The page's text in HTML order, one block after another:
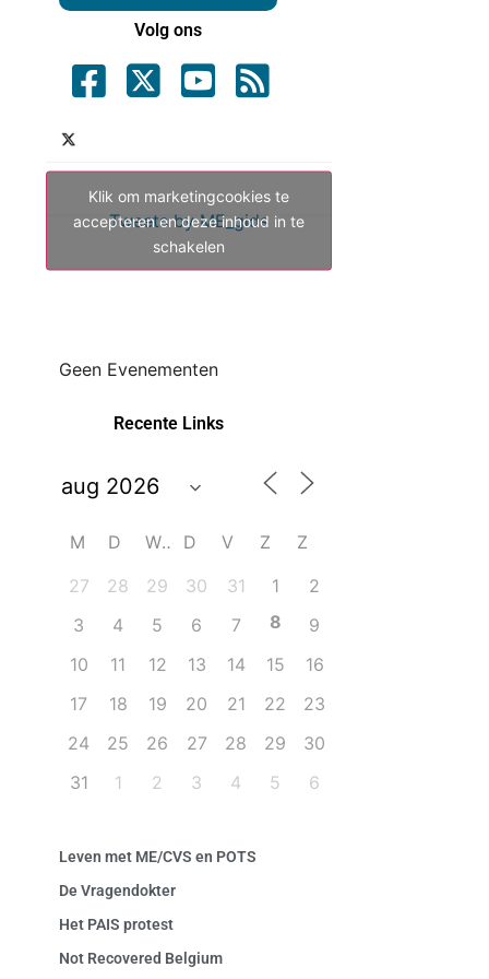
Volg ons
Tweets by ME_gids
Klik om marketingcookies te
accepteren en deze inhoud in te
schakelen
Geen Evenementen
Recente Links
M D W D V Z
Z
27
28 29 30 31 1
2
3
4 5 6 7 8
9
10
11 12 13 14 15
16
17
18 19 20 21 22
23
24
25 26 27 28 29
30
31
1 2 3 4 5 6
Leven met ME/CVS en POTS
De Vragendokter
Het PAIS protest
Not Recovered Belgium